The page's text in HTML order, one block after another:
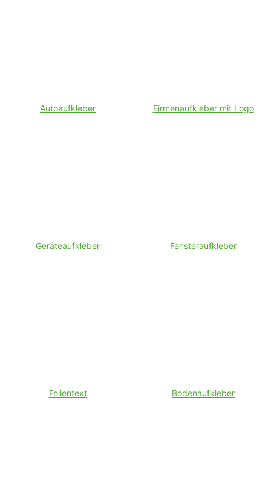
Autoaufkleber Firmenaufkleber mit Logo
Geräteaufkleber Fensteraufkleber
Folientext Bodenaufkleber